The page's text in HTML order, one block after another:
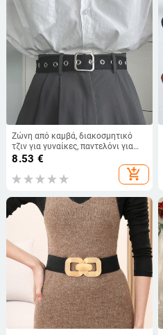
Ζώνη από καμβά, διακοσμητικό
τζιν για γυναίκες, παντελόνι για
άνδρες, στρατιωτική εκπαίδευση,
νέα ζώνη μόδας από καμβά για
άνδρες
8.53 €
add_shopping_cart